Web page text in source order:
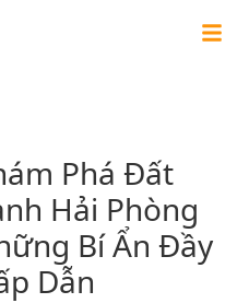
Phá Đất
Hải Phòng
Bí Ẩn Đầy
Dẫn